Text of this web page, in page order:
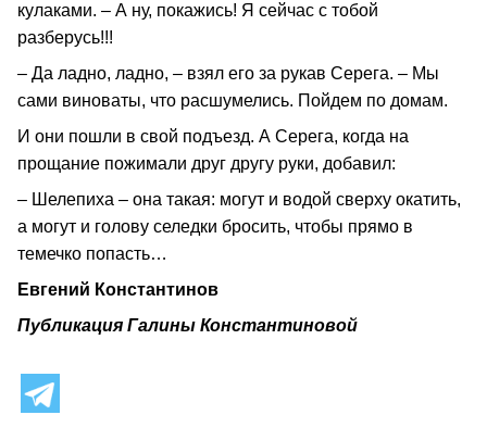
кулаками. – А ну, покажись! Я сейчас с тобой
разберусь!!!
– Да ладно, ладно, – взял его за рукав Серега. – Мы
сами виноваты, что расшумелись. Пойдем по домам.
И они пошли в свой подъезд. А Серега, когда на
прощание пожимали друг другу руки, добавил:
– Шелепиха – она такая: могут и водой сверху окатить,
а могут и голову селедки бросить, чтобы прямо в
темечко попасть…
Евгений Константинов
Публикация Галины Константиновой